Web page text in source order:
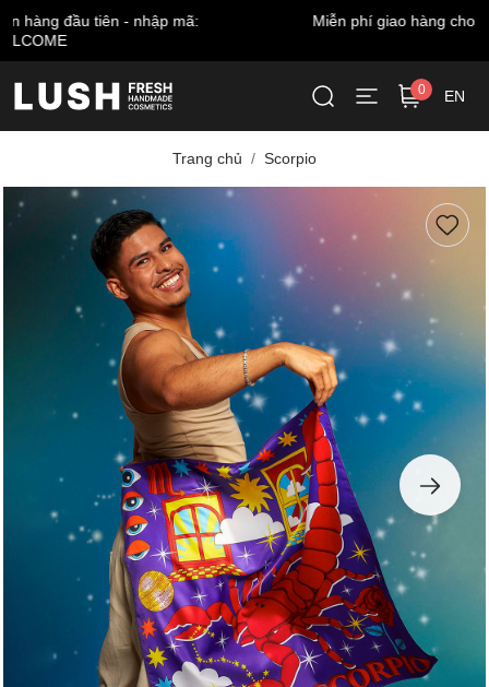
Miễn phí giao hàng cho đơn từ 999.000 VNĐ*
0 EN
Trang chủ Scorpio